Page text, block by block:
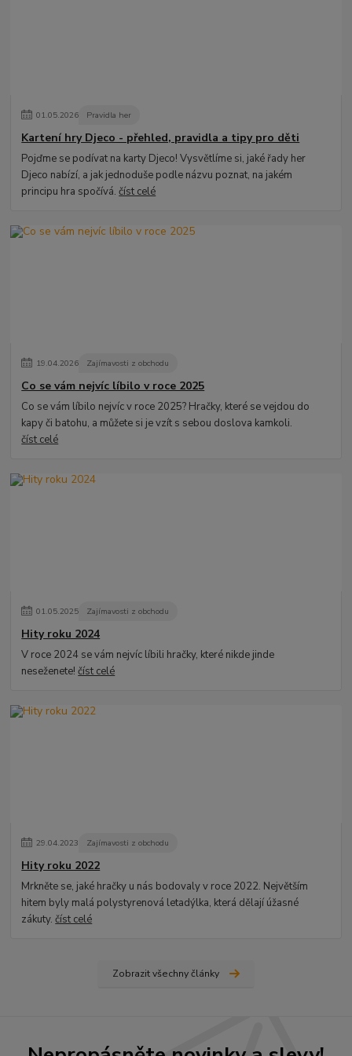
01.05.2026 Pravidla her
Kartení hry Djeco - přehled, pravidla a tipy pro děti
Pojďme se podívat na karty Djeco! Vysvětlíme si, jaké řady her
Djeco nabízí, a jak jednoduše podle názvu poznat, na jakém
principu hra spočívá.číst celé
19.04.2026 Zajímavosti z obchodu
Co se vám nejvíc líbilo v roce 2025
Co se vám líbilo nejvíc v roce 2025? Hračky, které se vejdou do
kapy či batohu, a můžete si je vzít s sebou doslova kamkoli.
číst celé
01.05.2025 Zajímavosti z obchodu
Hity roku 2024
V roce 2024 se vám nejvíc líbili hračky, které nikde jinde
neseženete!číst celé
29.04.2023 Zajímavosti z obchodu
Hity roku 2022
Mrkněte se, jaké hračky u nás bodovaly v roce 2022. Největším
hitem byly malá polystyrenová letadýlka, která dělají úžasné
zákuty.číst celé
Zobrazit všechny články